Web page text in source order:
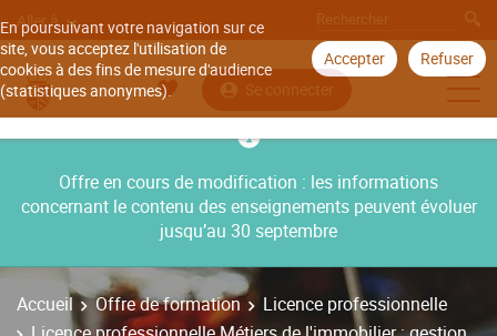
En poursuivant votre navigation sur ce
site, vous acceptez l'utilisation de
cookies à des fins de mesure d'audience
(statistiques anonymes).
Accepter Refuser
Aller à
Se connecter
Offre en cours de modification : les informations
concernant le contenu des enseignements peuvent évoluer
jusqu’au 30 septembre
Accueil Offre de formation
Licence professionnelle